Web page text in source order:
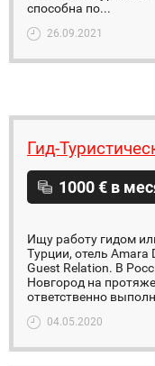
способна по...
26.09.2021
Гид-
1000 € в
Ищу работу гидом
Турции, отель Amara
Guest Relation. В
Новгород на
ответственно
04.05.2020